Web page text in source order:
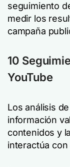
seguimiento
medir los
campaña
10
YouTube
Los análisis
información
contenidos y
interactúa con